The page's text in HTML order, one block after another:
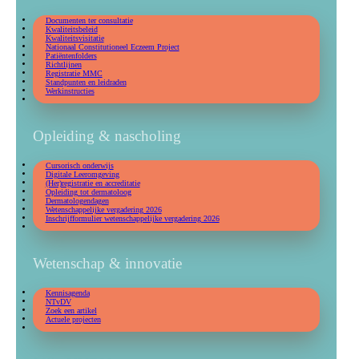
Documenten ter consultatie
Kwaliteitsbeleid
Kwaliteitsvisitatie
Nationaal Constitutioneel Eczeem Project
Patiëntenfolders
Richtlijnen
Registratie MMC
Standpunten en leidraden
Werkinstructies
Opleiding & nascholing
Cursorisch onderwijs
Digitale Leeromgeving
(Her)registratie en accreditatie
Opleiding tot dermatoloog
Dermatologendagen
Wetenschappelijke vergadering 2026
Inschrijfformulier wetenschappelijke vergadering 2026
Wetenschap & innovatie
Kennisagenda
NTvDV
Zoek een artikel
Actuele projecten